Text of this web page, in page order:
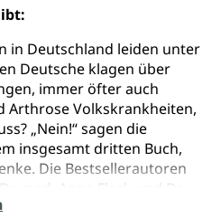
in Deutschland leiden unter
Deutsche klagen über
immer öfter auch
Arthrose Volkskrankheiten,
„Nein!“ sagen die
insgesamt dritten Buch,
Die Bestsellerautoren
med. Anne Fleck und Dr.
in ihrem Begleitbuch zur